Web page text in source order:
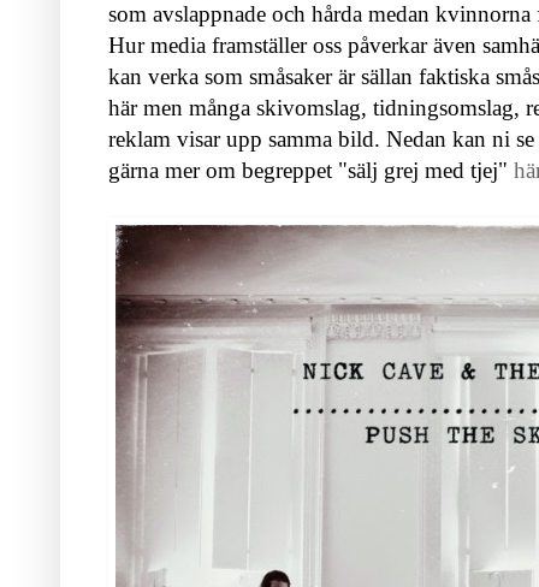
som avslappnade och hårda medan kvinnorna
Hur media framställer oss påverkar även
kan verka som småsaker är sällan faktiska
här men många skivomslag, tidningsomslag,
reklam visar upp samma bild. Nedan kan ni
gärna mer om begreppet "sälj grej med tjej"